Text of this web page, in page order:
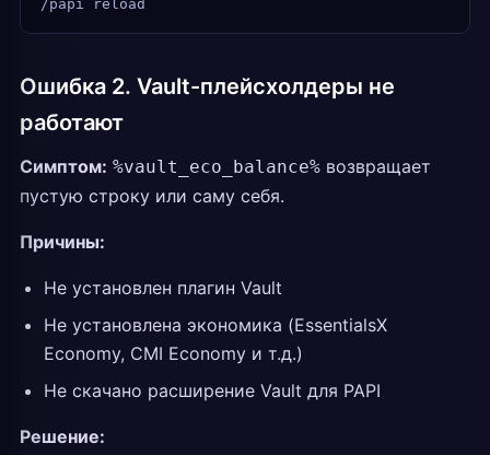
/papi reload
Ошибка 2. Vault-плейсхолдеры не
работают
Симптом: %vault_eco_balance% возвращает
пустую строку или саму себя.
Причины:
Не установлен плагин Vault
Не установлена экономика (EssentialsX
Economy, CMI Economy и т.д.)
Не скачано расширение Vault для PAPI
Решение: